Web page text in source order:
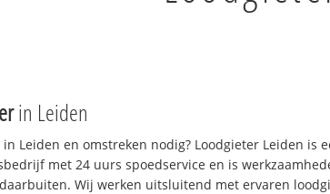
in Leiden
in Leiden en omstreken nodig? Loodgieter Leiden is
met 24 uurs spoedservice en is
Wij werken uitsluitend met ervaren